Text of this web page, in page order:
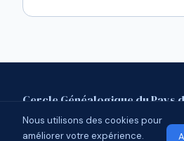
Cercle Généalogique du Pays
Mentions légalesContactForum
© 2026 CGPL 54.5 · Affilié à l'UCGL
Nous utilisons des cookies pour
améliorer votre expérience.